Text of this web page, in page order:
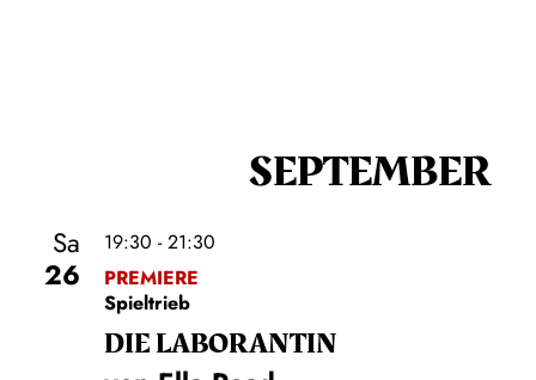
SEPTEMBER
Sa
26
19:30 - 21:30
PREMIERE
Spieltrieb
DIE LA­BO­RAN­TIN